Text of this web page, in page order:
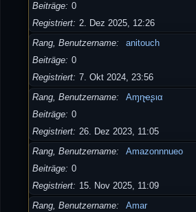
Beiträge 0
Registriert 2. Dez 2025, 12:26
Rang, Benutzername
anitouch
Beiträge 0
Registriert 7. Okt 2024, 23:56
Rang, Benutzername
Aɱɳҽʂια
Beiträge 0
Registriert 26. Dez 2023, 11:05
Rang, Benutzername
Amazonnnueo
Beiträge 0
Registriert
15. Nov 2025, 11:09
Rang, Benutzername
Amar